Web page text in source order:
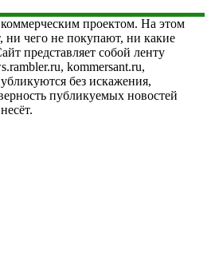
проектом. На этом
ни чего не покупают, ни какие
представляет собой ленту
kommersant.ru,
без искажения,
публикуемых новостей